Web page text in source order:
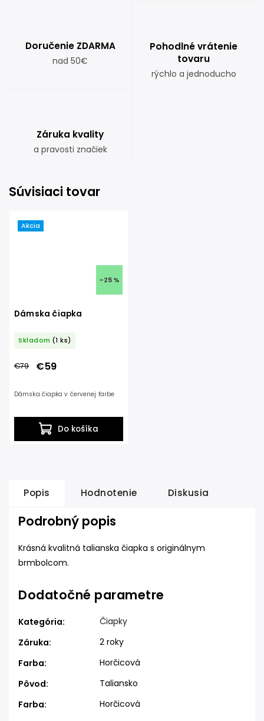
Doručenie ZDARMA
nad 50€
Pohodlné vrátenie
tovaru
rýchlo a jednoducho
Záruka kvality
a pravosti značiek
Súvisiaci tovar
Akcia
–25 %
Dámska čiapka
Skladom (1 ks)
€79 €59
Do košíka
Dámska čiapka v červenej farbe
Popis Hodnotenie Diskusia
Podrobný popis
Krásná kvalitná talianska čiapka s originálnym
brmbolcom.
Dodatočné parametre
Kategória:
Čiapky
Záruka:
2 roky
Farba:
Horčicová
Pôvod:
Taliansko
Farba:
Horčicová